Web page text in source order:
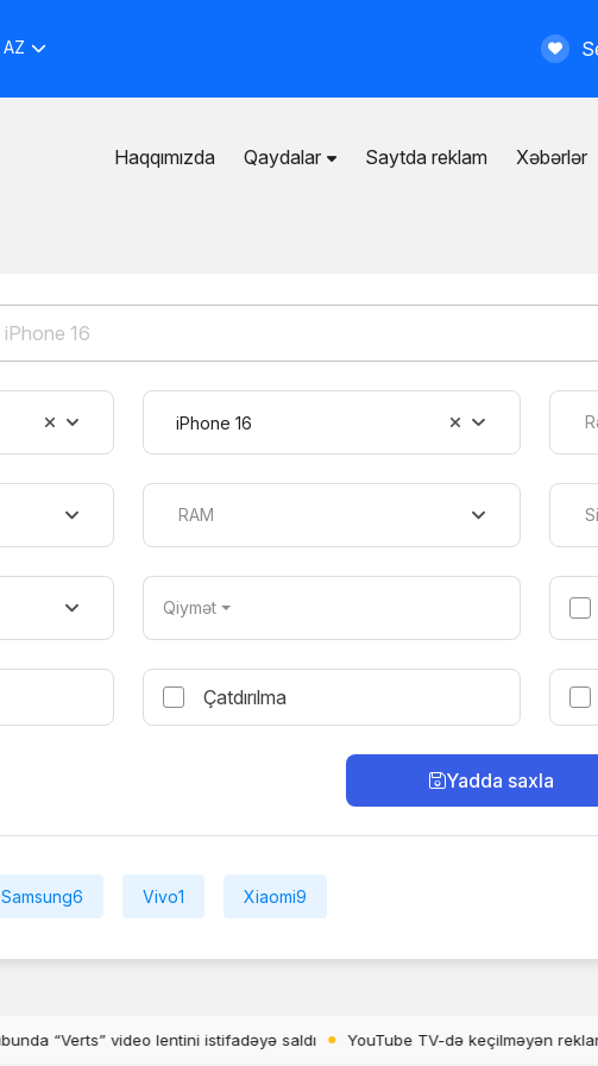
AZ
Haqqımızda Qaydalar
Məxfilik siyasəti
Saytda reklam Xəbərlər
iPhone 16
RAM
Qiymət
Çatdırılma
Yadda saxla
Samsung6 Vivo1 Xiaomi9
YouTube TV-də keçilməyən reklamlar artır OnePlus 15T-nin rəsmi dizaynı